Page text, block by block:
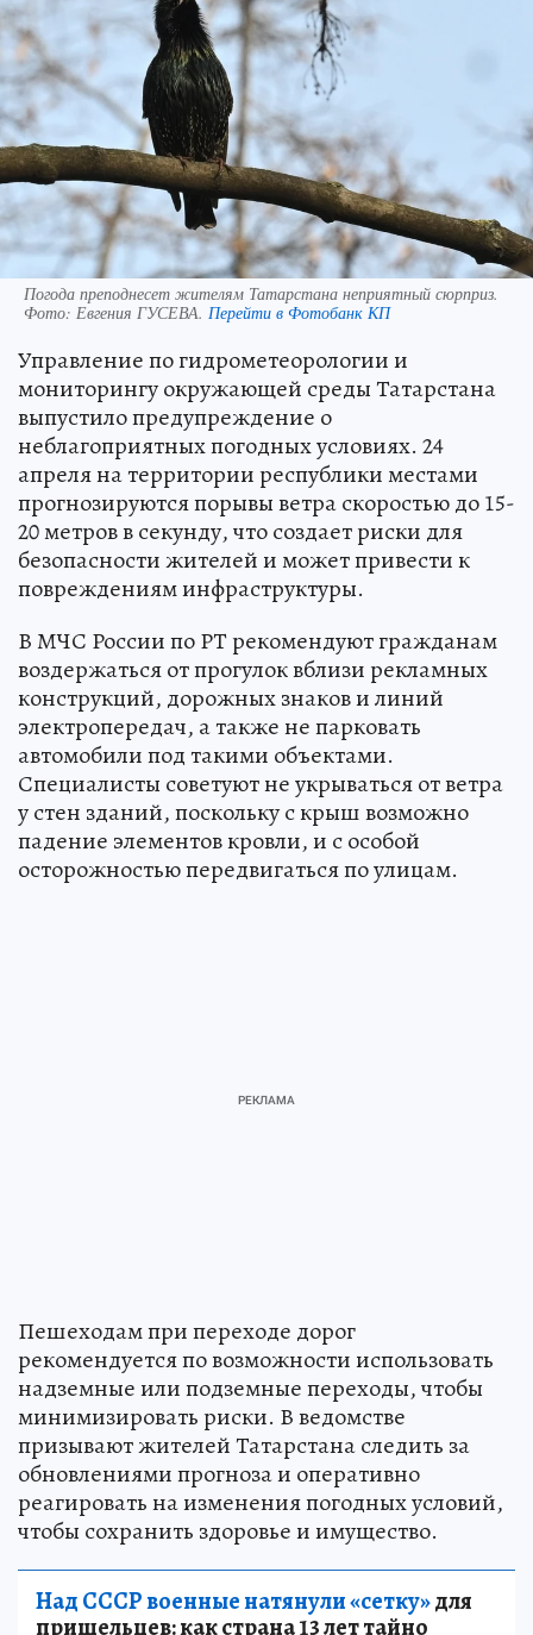
Погода преподнесет жителям Татарстана неприятный сюрприз.
Фото: Евгения ГУСЕВА. Перейти в Фотобанк КП
Управление по гидрометеорологии и
мониторингу окружающей среды Татарстана
выпустило предупреждение о
неблагоприятных погодных условиях. 24
апреля на территории республики местами
прогнозируются порывы ветра скоростью до 15-
20 метров в секунду, что создает риски для
безопасности жителей и может привести к
повреждениям инфраструктуры.
В МЧС России по РТ рекомендуют гражданам
воздержаться от прогулок вблизи рекламных
конструкций, дорожных знаков и линий
электропередач, а также не парковать
автомобили под такими объектами.
Специалисты советуют не укрываться от ветра
у стен зданий, поскольку с крыш возможно
падение элементов кровли, и с особой
осторожностью передвигаться по улицам.
Пешеходам при переходе дорог
рекомендуется по возможности использовать
надземные или подземные переходы, чтобы
минимизировать риски. В ведомстве
призывают жителей Татарстана следить за
обновлениями прогноза и оперативно
реагировать на изменения погодных условий,
чтобы сохранить здоровье и имущество.
Над СССР военные натянули «сетку»для
пришельцев: как страна 13 лет тайно